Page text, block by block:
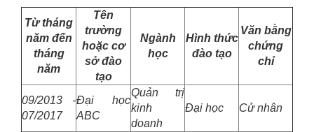
Từ tháng
năm đến
tháng
năm
Tên
trường
hoặc cơ
sở đào
tạo
Ngành
học
Hình thức
đào tạo
Văn bằng
chứng
chỉ
09/2013 -
07/2017
Đại học
ABC
Quản trị
kinh
doanh
Đại học Cử nhân